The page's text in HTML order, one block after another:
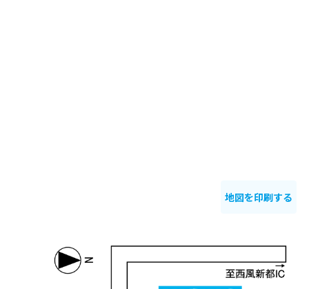
地図を印刷する